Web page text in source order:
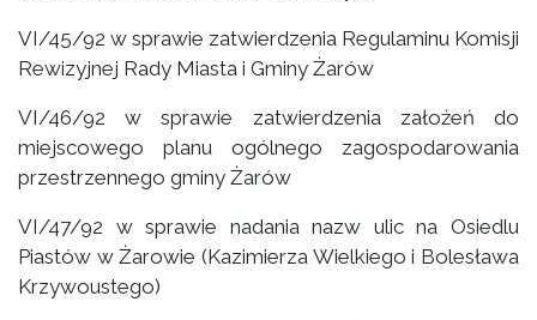
VI/45/92 w sprawie zatwierdzenia Regulaminu Komisji
Rewizyjnej Rady Miasta i Gminy Żarów
VI/46/92 w sprawie zatwierdzenia założeń do
miejscowego planu ogólnego zagospodarowania
przestrzennego gminy Żarów
VI/47/92 w sprawie nadania nazw ulic na Osiedlu
Piastów w Żarowie (Kazimierza Wielkiego i Bolesława
Krzywoustego)